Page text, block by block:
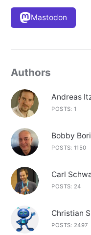
Mastodon
Authors
Andreas
POSTS: 1
Bobby
POSTS: 1150
Carl
POSTS: 24
Christian
POSTS: 2497